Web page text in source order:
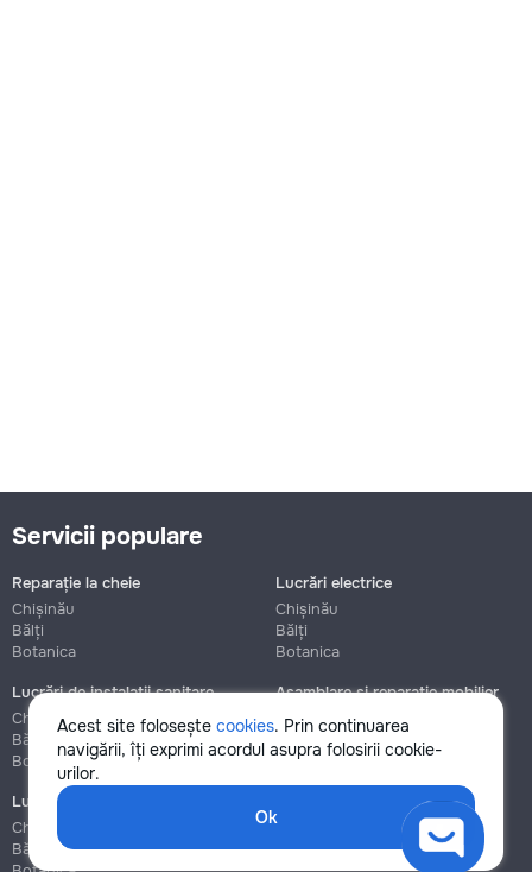
Acest site folosește cookies. Prin continuarea
navigării, îți exprimi acordul asupra folosirii cookie-
urilor.
Ok
Servicii populare
Reparație la cheie
Chișinău
Bălți
Botanica
Lucrări electrice
Chișinău
Bălți
Botanica
Lucrări de instalații sanitare
Chișinău
Bălți
Botanica
Asamblare și reparație mobilier
Chișinău
Botanica
Lucrări de construcție și instalare
Chișinău
Bălți